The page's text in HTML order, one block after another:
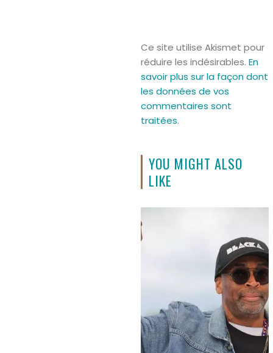
Ce site utilise Akismet pour
réduire les indésirables. En
savoir plus sur la façon dont
les données de vos
commentaires sont
traitées.
YOU MIGHT ALSO
LIKE